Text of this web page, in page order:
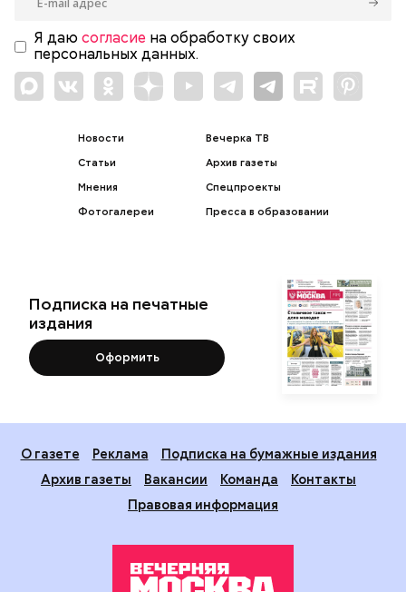
Я даю согласие на обработку своих
персональных данных.
Новости
Статьи
Мнения
Фотогалереи
Вечерка ТВ
Архив газеты
Спецпроекты
Пресса в образовании
Подписка на печатные
издания
Оформить
О газете Реклама
Подписка на бумажные издания
Архив газеты
Вакансии Команда
Контакты
Правовая информация